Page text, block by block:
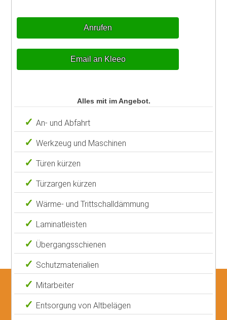
Anrufen
Email an Kleeo
Alles mit im Angebot.
An- und Abfahrt
Werkzeug und Maschinen
Türen kürzen
Türzargen kürzen
Wärme- und Trittschalldämmung
Laminatleisten
Übergangsschienen
Schutzmaterialien
Mitarbeiter
Entsorgung von Altbelägen